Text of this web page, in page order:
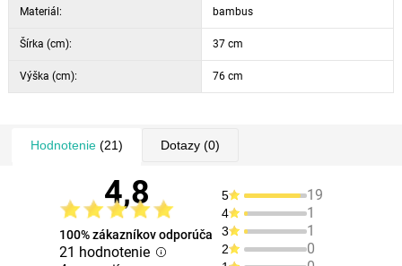
Materiál: bambus
Šírka (cm): 37 cm
Výška (cm): 76 cm
Hodnotenie(21) Dotazy(0)
4,8
100% zákazníkov odporúča
21 hodnotenie
5 19
4 1
3 1
2 0